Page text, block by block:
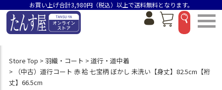
お買い上げ合計3,980円（税込）以上で送料無料となります。
Store Top 羽織・コート
道行・道中着
（中古）道行コート 赤 袷 七宝柄 ぼかし 未洗い【身丈】82.5cm【裄
丈】66.5cm